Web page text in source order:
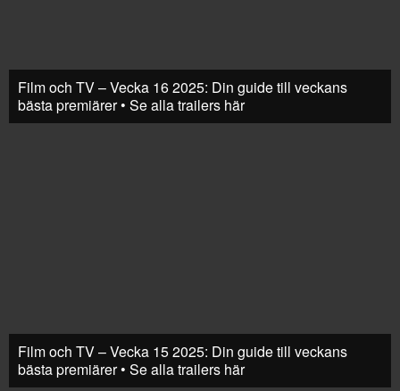
Film och TV – Vecka 16 2025: Din guide till veckans
bästa premiärer • Se alla trailers här
Film och TV – Vecka 15 2025: Din guide till veckans
bästa premiärer • Se alla trailers här